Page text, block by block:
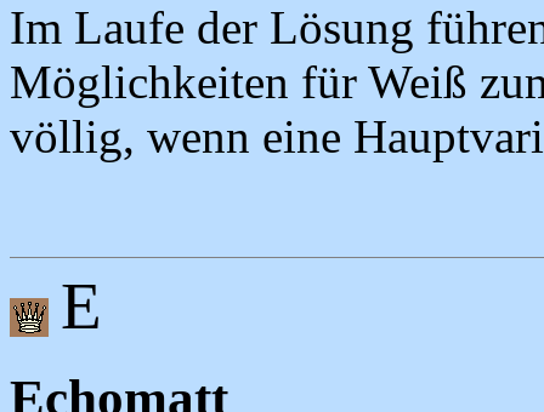
Im Laufe der Lösung
Möglichkeiten für Weiß
völlig, wenn eine
E
Echomatt